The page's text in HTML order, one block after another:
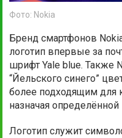
Фото: Nokia
Бренд смартфонов
логотип впервые за
шрифт Yale blue. Также
“Йельского синего”
более подходящим для
назначая
Логотип служит